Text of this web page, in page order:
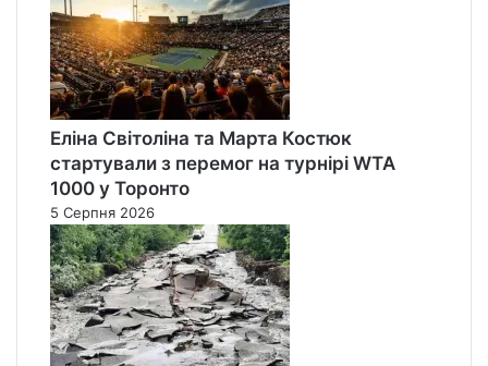
Еліна Світоліна та Марта Костюк
стартували з перемог на турнірі WTA
1000 у Торонто
5 Серпня 2026